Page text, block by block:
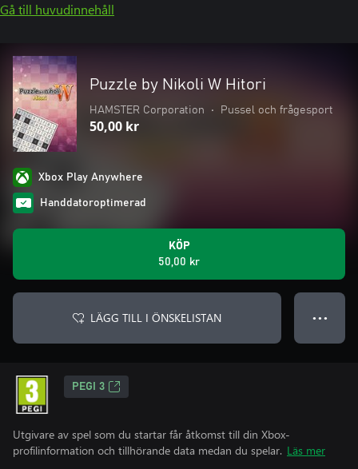
Gå till huvudinnehåll
Puzzle by Nikoli W Hitori
HAMSTER Corporation • Pussel och frågesport
50,00 kr
Xbox Play Anywhere
Handdatoroptimerad
KÖP
50,00 kr
LÄGG TILL I ÖNSKELISTAN ● ● ●
PEGI 3
Utgivare av spel som du startar får åtkomst till din Xbox-
profilinformation och tillhörande data medan du spelar. Läs mer